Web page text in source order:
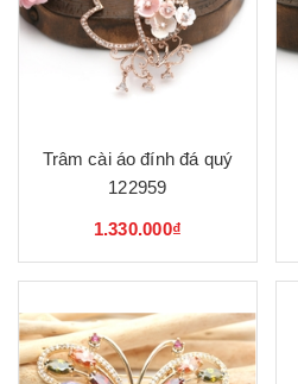
Trâm cài áo đính đá quý
122959
1.330.000₫